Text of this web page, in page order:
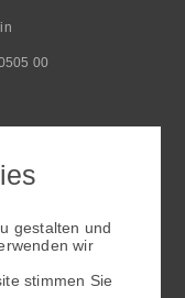
00
00
gestalten und
wir
stimmen Sie